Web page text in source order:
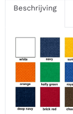
Beschrijving